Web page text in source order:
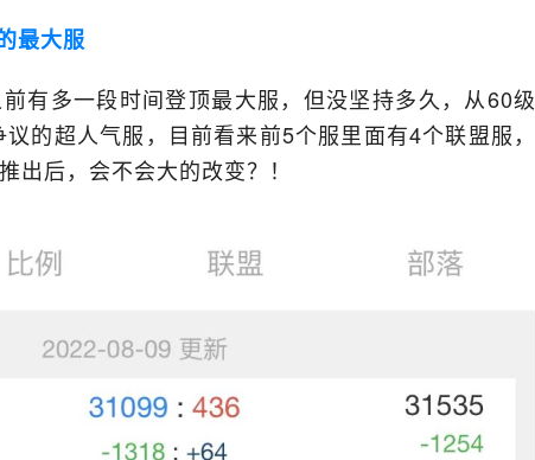
最大服
有多一段时间登顶最大服，但没坚持多久，从60级
的超人气服，目前看来前5个服里面有4个联盟服，
出后，会不会大的改变？！